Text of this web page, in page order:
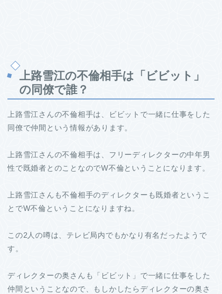
上路雪江の不倫相手は「ビビット」
の同僚で誰？
上路雪江さんの不倫相手は、ビビットで一緒に仕事をした
同僚で仲間という情報があります。
上路雪江さんの不倫相手は、フリーディレクターの中年男
性で既婚者とのことなのでW不倫ということになります。
上路雪江さんも不倫相手のディレクターも既婚者というこ
とでW不倫ということになりますね。
この2人の噂は、テレビ局内でもかなり有名だったようで
す。
ディレクターの奥さんも「ビビット」で一緒に仕事をした
仲間ということなので、もしかしたらディレクターの奥さ